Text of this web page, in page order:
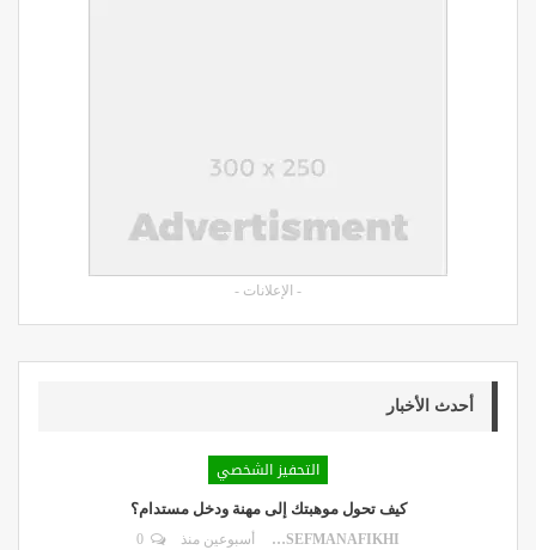
- الإعلانات -
أحدث الأخبار
التحفيز الشخصي
كيف تحول موهبتك إلى مهنة ودخل مستدام؟
DR.YOUSEFMANAFIKHI أسبوعين منذ